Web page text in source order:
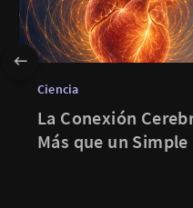
Ciencia
La Conexión
Más que un